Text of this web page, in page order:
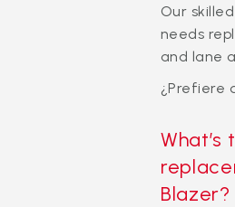
Our
needs
and lane
¿Prefiere
Blazer?